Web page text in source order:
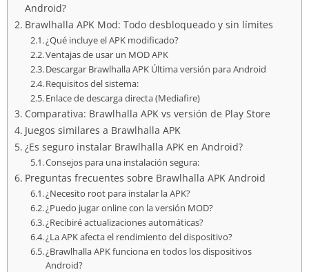
Android?
Brawlhalla APK Mod: Todo desbloqueado y sin límites
¿Qué incluye el APK modificado?
Ventajas de usar un MOD APK
Descargar Brawlhalla APK Última versión para Android
Requisitos del sistema:
Enlace de descarga directa (Mediafire)
Comparativa: Brawlhalla APK vs versión de Play Store
Juegos similares a Brawlhalla APK
¿Es seguro instalar Brawlhalla APK en Android?
Consejos para una instalación segura:
Preguntas frecuentes sobre Brawlhalla APK Android
¿Necesito root para instalar la APK?
¿Puedo jugar online con la versión MOD?
¿Recibiré actualizaciones automáticas?
¿La APK afecta el rendimiento del dispositivo?
¿Brawlhalla APK funciona en todos los dispositivos
Android?